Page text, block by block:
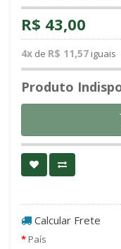
R$ 43,00
4x de R$ 11,57 iguais
Produto
Calcular Frete
País